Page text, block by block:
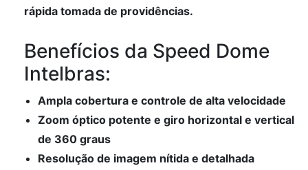
rápida tomada de providências.
Benefícios da Speed Dome
Intelbras:
Ampla cobertura e controle de alta velocidade
Zoom óptico potente e giro horizontal e vertical
de 360 graus
Resolução de imagem nítida e detalhada